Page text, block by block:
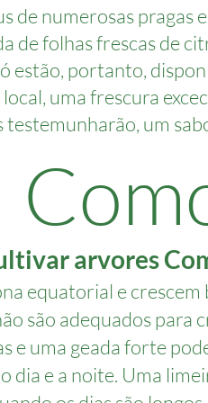
numerosas pragas
folhas frescas de
estão, portanto,
uma frescura
um
arvores
equatorial e
são adequados para
e uma geada forte
dia e a noite. Uma